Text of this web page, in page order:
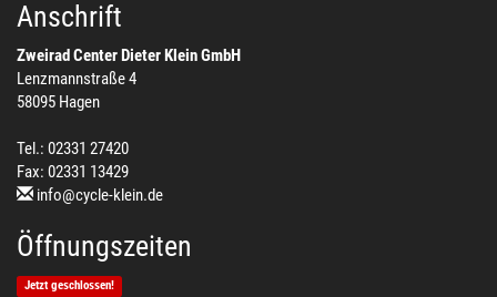
Anschrift
Zweirad Center Dieter Klein GmbH
Lenzmannstraße 4
58095 Hagen
Tel.: 02331 27420
Fax: 02331 13429
info@cycle-klein.de
Öffnungszeiten
Jetzt geschlossen!